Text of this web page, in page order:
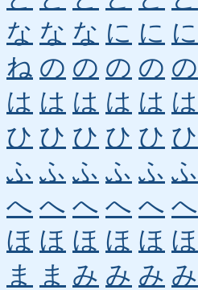
な な な に に に
ね の の の の の
は は は は は は
ひ ひ ひ ひ ひ ひ
ふ ふ ふ ふ ふ ふ
へ へ へ へ へ へ
ほ ほ ほ ほ ほ ほ
ま
ま み み み み